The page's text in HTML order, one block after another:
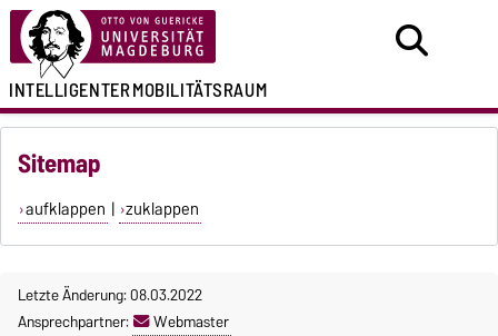
INTELLIGENTERMOBILITÄTSRAUM
Sitemap
aufklappen | zuklappen
Letzte Änderung: 08.03.2022
Ansprechpartner:
Webmaster